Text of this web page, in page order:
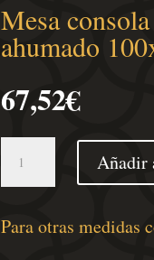
Mesa
ahumado
67,52€
consola
de
Añadir
Para otras medidas